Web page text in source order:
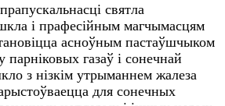
святла
і прафесійным магчымасцям
асноўным пастаўшчыком
газаў і сонечнай
з нізкім утрыманнем жалеза
для сонечных